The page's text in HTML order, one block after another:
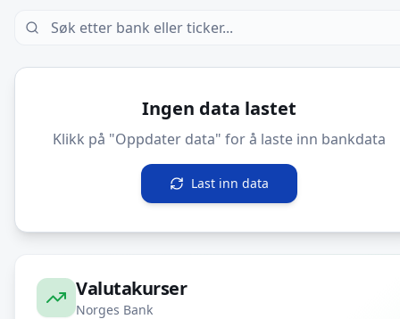
Ingen data lastet
Klikk på "Oppdater data" for å laste inn bankdata
Last inn data
Valutakurser
Norges Bank